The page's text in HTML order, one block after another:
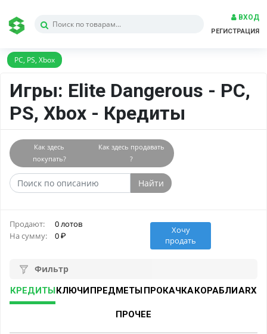
ВХОД
РЕГИСТРАЦИЯ
PC, PS, Xbox
Игры: Elite Dangerous - PC,
PS, Xbox - Кредиты
Как здесь
покупать?
Как здесь продавать
?
Найти
Продают:
0 лотов
На сумму:
0
Хочу
продать
Фильтр
КРЕДИТЫКЛЮЧИПРЕДМЕТЫПРОКАЧКАКОРАБЛИARX
ПРОЧЕЕ